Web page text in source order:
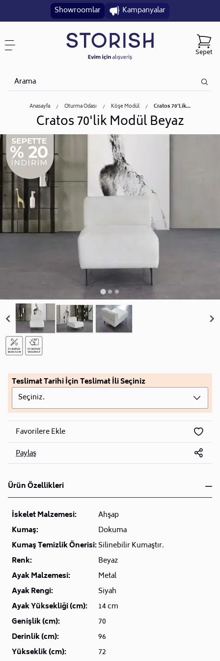
Showroomlar Kampanyalar
Sepet
Anasayfa Oturma Odası Köşe Modül Cratos 70'lik...
Cratos 70'lik Modül Beyaz
Teslimat Tarihi İçin Teslimat İli Seçiniz
Seçiniz.
Favorilere Ekle
Paylaş
Ürün Özellikleri
İskelet Malzemesi:
Ahşap
Kumaş:
Dokuma
Kumaş Temizlik Önerisi:Silinebilir Kumaştır.
Renk:
Beyaz
Ayak Malzemesi:
Metal
Ayak Rengi:
Siyah
Ayak Yüksekliği (cm):
14 cm
Genişlik (cm):
70
Derinlik (cm):
96
Yükseklik (cm):
72